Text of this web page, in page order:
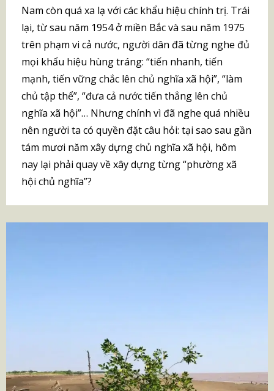
Nam còn quá xa lạ với các khẩu hiệu chính trị. Trái
lại, từ sau năm 1954 ở miền Bắc và sau năm 1975
trên phạm vi cả nước, người dân đã từng nghe đủ
mọi khẩu hiệu hùng tráng: “tiến nhanh, tiến
mạnh, tiến vững chắc lên chủ nghĩa xã hội”, “làm
chủ tập thể”, “đưa cả nước tiến thẳng lên chủ
nghĩa xã hội”… Nhưng chính vì đã nghe quá nhiều
nên người ta có quyền đặt câu hỏi: tại sao sau gần
tám mươi năm xây dựng chủ nghĩa xã hội, hôm
nay lại phải quay về xây dựng từng “phường xã
hội chủ nghĩa”?